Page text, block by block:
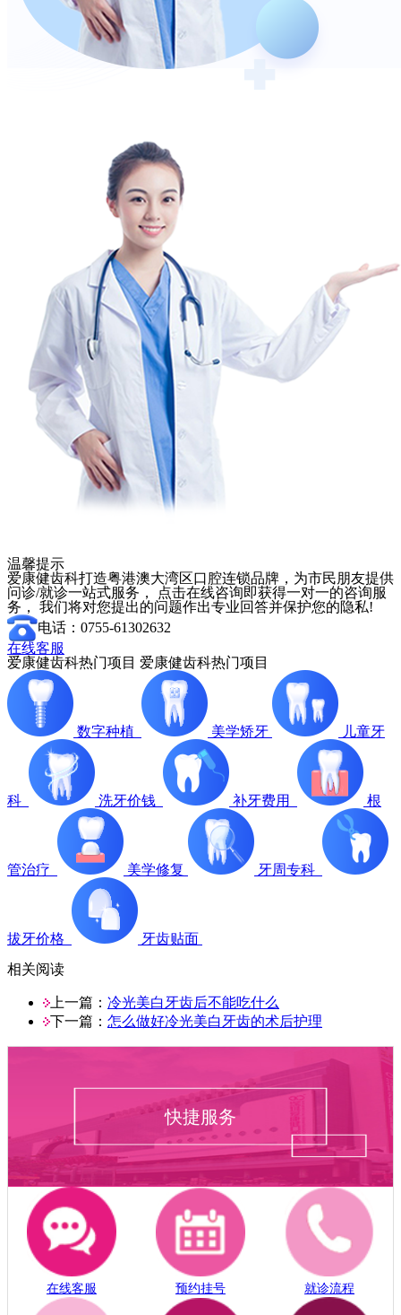
温馨提示
爱康健齿科打造粤港澳大湾区口腔连锁品牌，为市民朋友提供
问诊/就诊一站式服务， 点击在线咨询即获得一对一的咨询服
务， 我们将对您提出的问题作出专业回答并保护您的隐私!
电话：0755-61302632
在线客服
爱康健齿科热门项目 爱康健齿科热门项目
数字种植 美学矫牙 儿童牙
科 洗牙价钱 补牙费用 根
管治疗 美学修复 牙周专科
拔牙价格
牙齿贴面
相关阅读
上一篇： 冷光美白牙齿后不能吃什么
下一篇： 怎么做好冷光美白牙齿的术后护理
快捷服务
在线客服 预约挂号 就诊流程